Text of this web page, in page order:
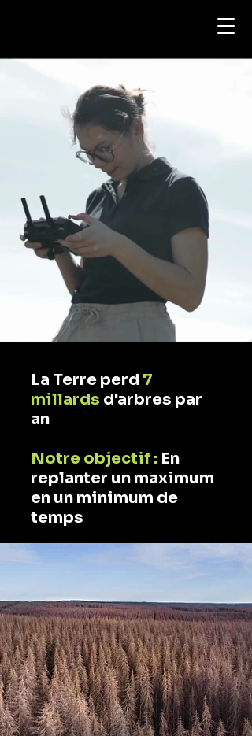
La Terre perd 7
millards d'arbres par
an
Notre objectif : En
replanter un maximum
en un minimum de
temps